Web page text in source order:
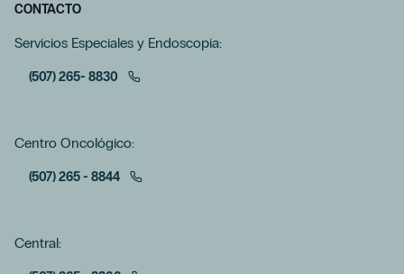
CONTACTO
Servicios Especiales y Endoscopia:
(507) 265- 8830
Centro Oncológico:
(507) 265 - 8844
Central: